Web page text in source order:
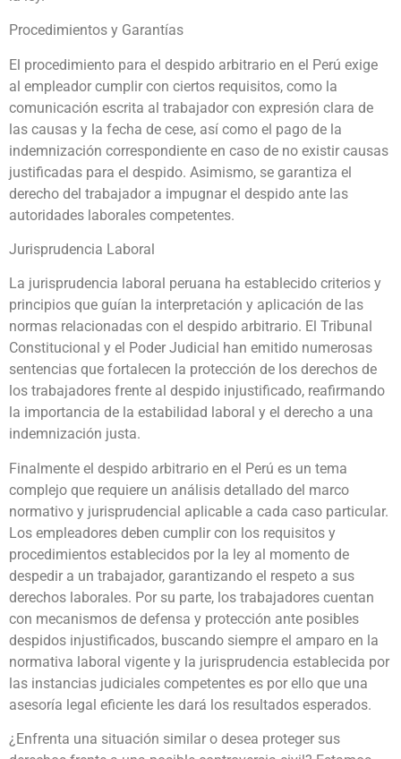
Procedimientos y Garantías
El procedimiento para el despido arbitrario en el Perú exige
al empleador cumplir con ciertos requisitos, como la
comunicación escrita al trabajador con expresión clara de
las causas y la fecha de cese, así como el pago de la
indemnización correspondiente en caso de no existir causas
justificadas para el despido. Asimismo, se garantiza el
derecho del trabajador a impugnar el despido ante las
autoridades laborales competentes.
Jurisprudencia Laboral
La jurisprudencia laboral peruana ha establecido criterios y
principios que guían la interpretación y aplicación de las
normas relacionadas con el despido arbitrario. El Tribunal
Constitucional y el Poder Judicial han emitido numerosas
sentencias que fortalecen la protección de los derechos de
los trabajadores frente al despido injustificado, reafirmando
la importancia de la estabilidad laboral y el derecho a una
indemnización justa.
Finalmente el despido arbitrario en el Perú es un tema
complejo que requiere un análisis detallado del marco
normativo y jurisprudencial aplicable a cada caso particular.
Los empleadores deben cumplir con los requisitos y
procedimientos establecidos por la ley al momento de
despedir a un trabajador, garantizando el respeto a sus
derechos laborales. Por su parte, los trabajadores cuentan
con mecanismos de defensa y protección ante posibles
despidos injustificados, buscando siempre el amparo en la
normativa laboral vigente y la jurisprudencia establecida por
las instancias judiciales competentes es por ello que una
asesoría legal eficiente les dará los resultados esperados.
¿Enfrenta una situación similar o desea proteger sus